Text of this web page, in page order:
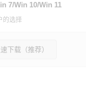
7/Win 10/Win 11
的选择
下载（推荐）